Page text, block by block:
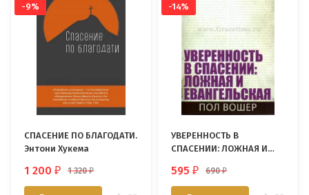
-9%
СПАСЕНИЕ ПО БЛАГОДАТИ.
Энтони Хукема
1 200₽ 1 320₽
-14%
УВЕРЕННОСТЬ В
СПАСЕНИИ: ЛОЖНАЯ И
Вошер
595₽ 690₽